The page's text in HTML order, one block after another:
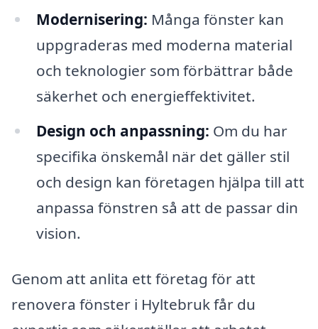
Modernisering: Många fönster kan
uppgraderas med moderna material
och teknologier som förbättrar både
säkerhet och energieffektivitet.
Design och anpassning: Om du har
specifika önskemål när det gäller stil
och design kan företagen hjälpa till att
anpassa fönstren så att de passar din
vision.
Genom att anlita ett företag för att
renovera fönster i Hyltebruk får du